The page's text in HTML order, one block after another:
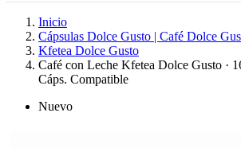
Inicio
Cápsulas Dolce Gusto | Café Dolce
Kfetea Dolce Gusto
Café con Leche Kfetea Dolce Gusto ·
Cáps. Compatible
Nuevo